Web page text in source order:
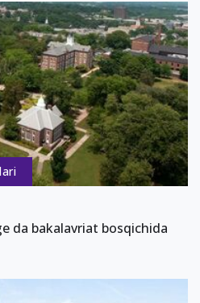
da bakalavriat bosqichida